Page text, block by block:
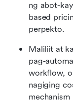
ng abot-
based
perpekto.
Maliliit at
pag-
workflow,
nagiging
mechanism